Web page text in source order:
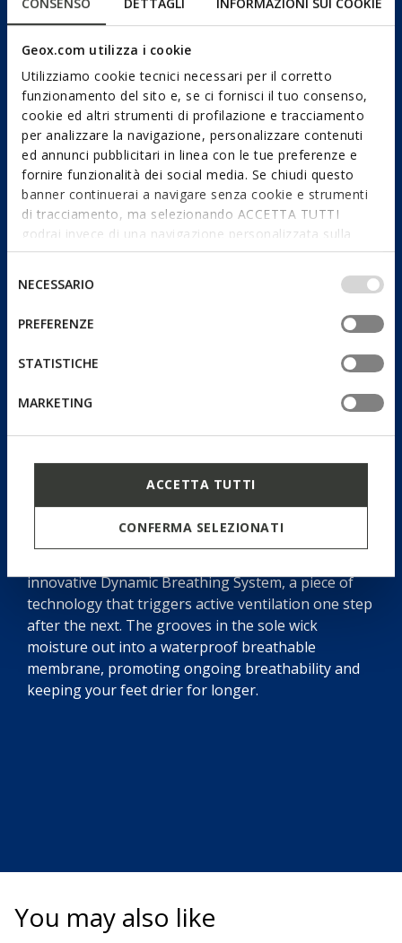
CONSENSO DETTAGLI INFORMAZIONI SUI COOKIE
Geox.com utilizza i cookie
Utilizziamo cookie tecnici necessari per il corretto
funzionamento del sito e, se ci fornisci il tuo consenso,
cookie ed altri strumenti di profilazione e tracciamento
per analizzare la navigazione, personalizzare contenuti
ed annunci pubblicitari in linea con le tue preferenze e
fornire funzionalità dei social media. Se chiudi questo
banner continuerai a navigare senza cookie e strumenti
di tracciamento, ma selezionando ACCETTA TUTTI
godrai invece di una navigazione personalizzata sulla
base dei tuoi gusti ed interessi. Selezionando
IMPOSTAZIONI potrai anche scegliere quali cookies ed
altri strumenti di tracciamento autorizzare. Per maggiori
informazioni o per modificare in qualsiasi momento le
tue impostazioni, visita la nostra
consenso
NECESSARIO
PREFERENZE
STATISTICHE
MARKETING
ACCETTA TUTTI
CONFERMA SELEZIONATI
Dynamic Breathing System
Blue Touch is not just a sleek sneaker with a retro
innovative Dynamic Breathing System, a piece of
technology that triggers active ventilation one step
after the next. The grooves in the sole wick
moisture out into a waterproof breathable
membrane, promoting ongoing breathability and
keeping your feet drier for longer.
You may also like